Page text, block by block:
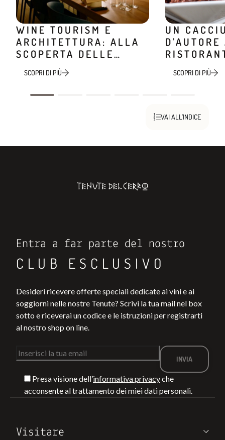
WINE TOURISM E
ARCHITETTURA: ALLA
SCOPERTA DELLE
CANTINE DI DESIGN
SCOPRI DI PIÙ
UN
MINIERA
SCOPRI DI PIÙ
VAI ALL’INDICE
Entra a far parte del nostro
CLUB ESCLUSIVO
Desideri ricevere offerte speciali dedicate ai vini e ai
soggiorni nelle nostre Tenute? Scrivi la tua mail nel box
sotto e riceverai un codice e le istruzioni per registrarti
al nostro shop on line.
Presa visione dell’informativa privacyche
acconsente al trattamento dei miei dati personali.
Visitare